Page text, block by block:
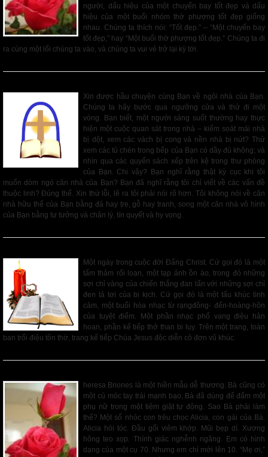
người, dấu hiệu của một chuyến bay tốt đẹp và dấu
hiệu của một buổi nhóm thờ phượng tốt đẹp giống
nhau. Chúng ta thích nói: “Tốt đẹp.” – “Một chuyến bay
tốt đẹp,” hay “Một buổi thờ phượng tốt đẹp.” Chúng ta đi
ra cùng một lối chúng ta vào, và chúng ta vui vẻ trở lại kỳ tới.
Xin được hầu chuyện cùng Bạn về ngôi nhà của Bạn.
Chúng ta hãy bước qua ngưỡng cửa và thử đi một
vòng. Bạn biết, một người sáng suốt thường hay thực
hiện một cuộc quan sát trong nhà – kiểm soát mái nhà
bị dột, xem các vách bị cong và nền nhà bị nứt? Thử
xem các tủ chén trong bếp của Bạn có dầy đủ không; và
nhìn qua các quyển sách xếp trên kệ trong thư phòng
của Bạn. Chi vậy? Bạn nghĩ rằng thật kỳ cục khi tôi
muốn dòm ngó căn nhà của Bạn? Bạn đã nghĩ rằng tôi chỉ viết về các vấn đề
thuộc linh? Đúng thế. Xin thứ lỗi, lẽ ra tôi phải nói rõ hơn. Tôi không nói về căn
nhà hữu thể của Bạn bằng đá hay tre, gỗ hay tranh, song một căn nhà vô hình
của Bạn bằng tư tưởng và chân lý, tín quyết và hy vọng.
Một ngày trong cuộc đời Đấng Christ. Cứ gọi đó là một
tấm thảm rối loạn, một tạp ảnh ồn ào, trong đó những
sợi chỉ vàng của chiến thắng đan lẩn với những sợi chỉ
đen tả tơi của bi kịch. Cứ gọi đó là một tấu khúc tình
cảm, một buổi hòa nhạc từ rạngđông- đến-hoàng-hôn
của tuyệt điểm. Một phần nhạc phổ vang điệu hân
hoan, phần kế tiếp thở than bi lụy. Trên một trang, toàn
ban trổi điệu tôn thờ, trang kế tiếp Chúa Jesus độc diễn cô đơn vũ khúc.
heresa Briones là một hiền mẫu dễ thương. Bà cũng có
một cú móc tay trái mạnh bạo, Bà đã dùng để đấm một
phụ nữ trong một tiệm giặt tự động. Sao Bà phải làm
thế? Một số nhóc con trêu chọc Alicia, con gái của Bà.
Alicia hói tóc. Đầu gối viêm khớp. Mũi bẹp dí. Xương
hông teo xọp. Thính giác nghễnh ngãng. Em có hình
dạng của một cụ 70. Nhưng em chỉ mới lên 10. “Mẹ ơi,”